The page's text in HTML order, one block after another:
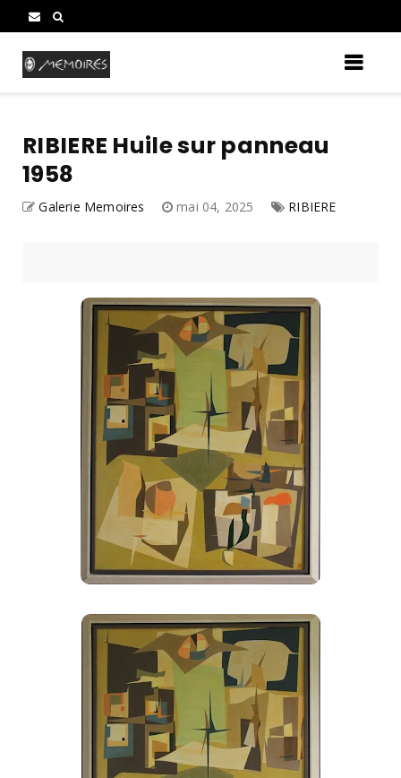
RIBIERE Huile sur panneau
1958
Galerie Memoires mai 04, 2025 RIBIERE